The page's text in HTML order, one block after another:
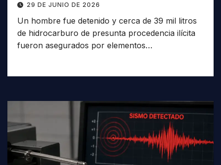
29 DE JUNIO DE 2026
Un hombre fue detenido y cerca de 39 mil litros
de hidrocarburo de presunta procedencia ilícita
fueron asegurados por elementos…